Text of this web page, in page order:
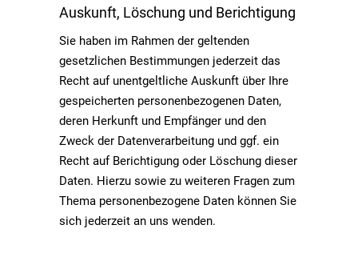
Auskunft, Löschung und Berichtigung
Sie haben im Rahmen der geltenden
gesetzlichen Bestimmungen jederzeit das
Recht auf unentgeltliche Auskunft über Ihre
gespeicherten personenbezogenen Daten,
deren Herkunft und Empfänger und den
Zweck der Datenverarbeitung und ggf. ein
Recht auf Berichtigung oder Löschung dieser
Daten. Hierzu sowie zu weiteren Fragen zum
Thema personenbezogene Daten können Sie
sich jederzeit an uns wenden.